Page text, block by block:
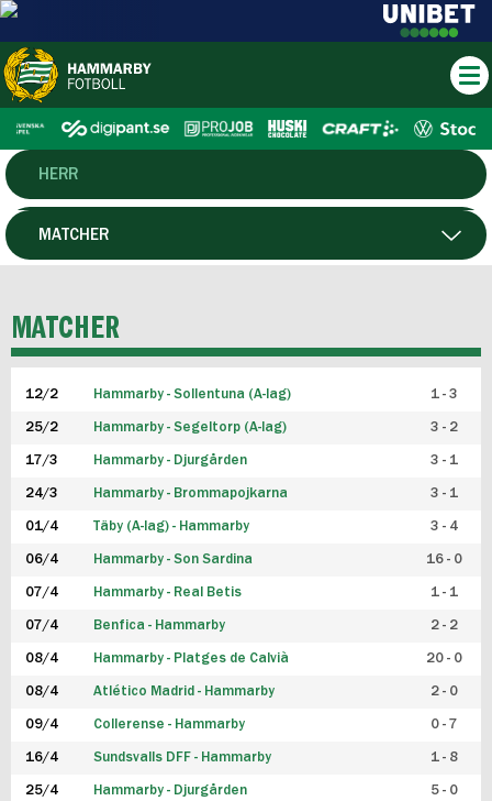
HERR
DAM
P19
F19
FUTSAL HERR
FUTSAL DAM
MATCHER
MATCHER
12/2 Hammarby - Sollentuna (A-lag) 1 - 3
25/2 Hammarby - Segeltorp (A-lag) 3 - 2
17/3 Hammarby - Djurgården 3 - 1
24/3 Hammarby - Brommapojkarna 3 - 1
01/4 Täby (A-lag) - Hammarby 3 - 4
06/4 Hammarby - Son Sardina 16 - 0
07/4 Hammarby - Real Betis 1 - 1
07/4 Benfica - Hammarby 2 - 2
08/4 Hammarby - Platges de Calvià 20 - 0
08/4 Atlético Madrid - Hammarby 2 - 0
09/4 Collerense - Hammarby 0 - 7
16/4 Sundsvalls DFF - Hammarby 1 - 8
25/4 Hammarby - Djurgården 5 - 0